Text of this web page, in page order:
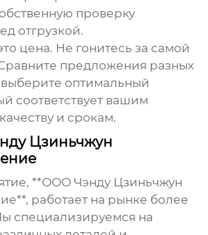
проверку
отгрузкой.
цена. Не гонитесь за самой
предложения разных
оптимальный
соответствует вашим
и срокам.
Цзиньчжун
**ООО Чэнду Цзиньчжун
работает на рынке более
специализируемся на